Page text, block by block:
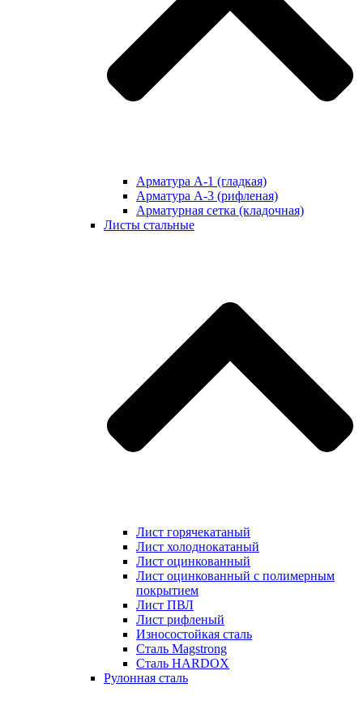
Арматура А-1 (гладкая)
Арматура А-3 (рифленая)
Арматурная сетка (кладочная)
Листы стальные
Лист горячекатаный
Лист холоднокатаный
Лист оцинкованный
Лист оцинкованный с полимерным
покрытием
Лист ПВЛ
Лист рифленый
Износостойкая сталь
Сталь Magstrong
Сталь HARDOX
Рулонная сталь